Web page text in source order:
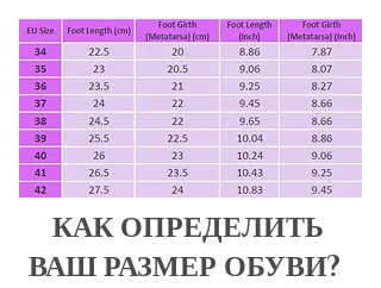
КАК ОПРЕДЕЛИТЬ
ВАШ РАЗМЕР ОБУВИ?